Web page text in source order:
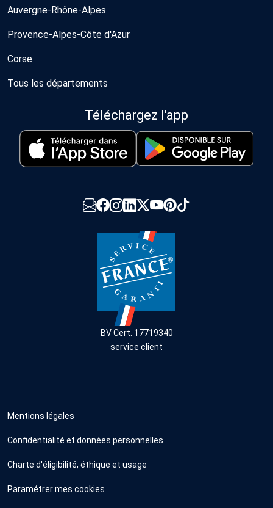
Auvergne-Rhône-Alpes
Provence-Alpes-Côte d'Azur
Corse
Tous les départements
Téléchargez l'app
BV Cert. 17719340
service client
Mentions légales
Confidentialité et données personnelles
Charte d'éligibilité, éthique et usage
Paramétrer mes cookies